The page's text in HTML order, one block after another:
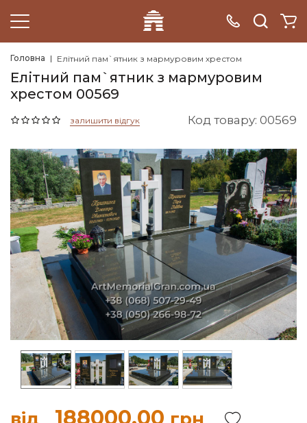
Головна Елітний пам`ятник з мармуровим хрестом
Елітний пам`ятник з мармуровим
хрестом 00569
залишити відгук Код товару: 00569
188000.00